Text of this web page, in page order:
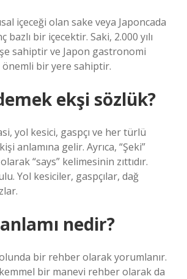
içeceği olan sake veya Japoncada
bir içecektir. Saki, 2.000 yılı
sahiptir ve Japon gastronomi
bir yere sahiptir.
ekşi sözlük?
yol kesici, gaspçı ve her türlü
anlamına gelir. Ayrıca, “Şeki”
“says” kelimesinin zıttıdır.
Yol kesiciler, gaspçılar, dağ
nedir?
bir rehber olarak yorumlanır.
bir manevi rehber olarak da